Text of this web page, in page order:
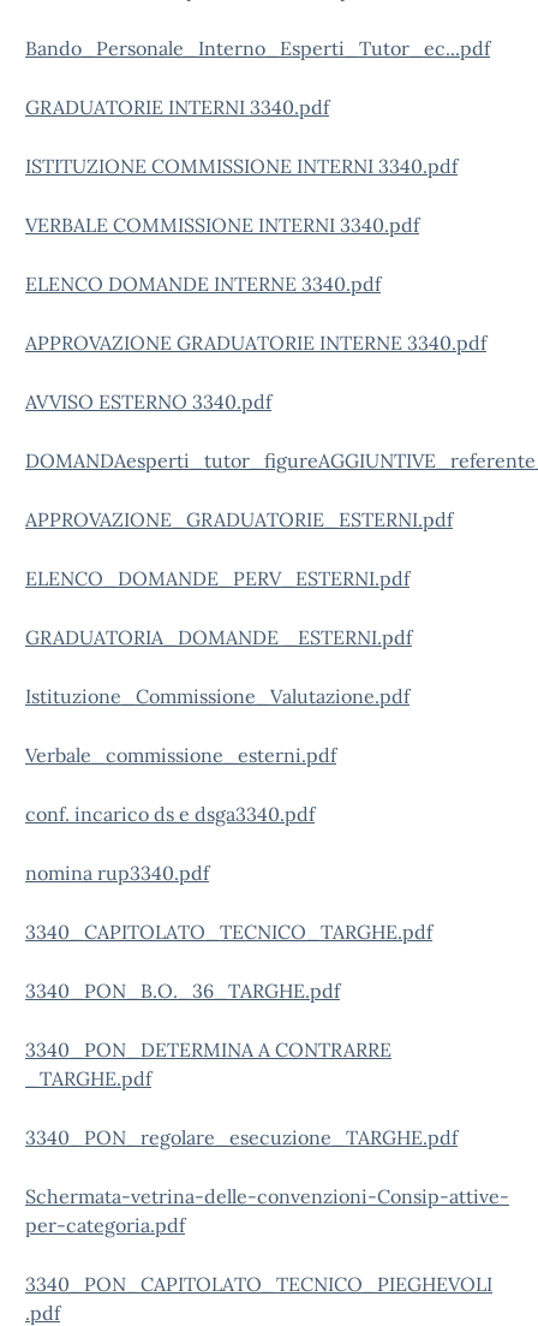
Bando_Personale_Interno_Esperti_Tutor_ec...pdf
GRADUATORIE INTERNI 3340.pdf
ISTITUZIONE COMMISSIONE INTERNI 3340.pdf
VERBALE COMMISSIONE INTERNI 3340.pdf
ELENCO DOMANDE INTERNE 3340.pdf
APPROVAZIONE GRADUATORIE INTERNE 3340.pdf
AVVISO ESTERNO 3340.pdf
APPROVAZIONE_GRADUATORIE_ESTERNI.pdf
ELENCO_DOMANDE_PERV_ESTERNI.pdf
GRADUATORIA_DOMANDE _ESTERNI.pdf
Istituzione_Commissione_Valutazione.pdf
Verbale_commissione_esterni.pdf
conf. incarico ds e dsga3340.pdf
nomina rup3340.pdf
3340_CAPITOLATO_TECNICO_TARGHE.pdf
3340_PON_B.O._36_TARGHE.pdf
3340_PON_DETERMINA A CONTRARRE
_TARGHE.pdf
3340_PON_regolare_esecuzione_TARGHE.pdf
Schermata-vetrina-delle-convenzioni-Consip-attive-
per-categoria.pdf
3340_PON_CAPITOLATO_TECNICO_PIEGHEVOLI
.pdf